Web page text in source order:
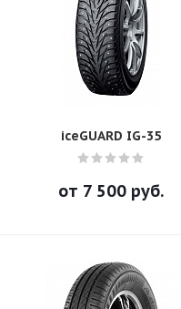
iceGUARD IG-35
от 7 500 руб.